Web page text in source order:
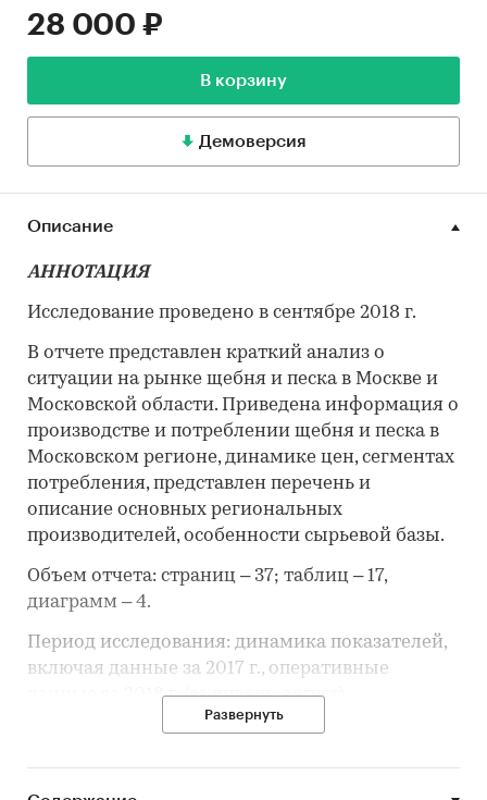
28 000 ₽
В корзину
Демоверсия
Описание
АННОТАЦИЯ
Исследование проведено в сентябре 2018 г.
В отчете представлен краткий анализ о
ситуации на рынке щебня и песка в Москве и
Московской области. Приведена информация о
производстве и потреблении щебня и песка в
Московском регионе, динамике цен, сегментах
потребления, представлен перечень и
описание основных региональных
производителей, особенности сырьевой базы.
Объем отчета: страниц – 37; таблиц – 17,
диаграмм – 4.
Период исследования: динамика показателей,
включая данные за 2017 г., оперативные
данные за 2018 г. (за январь-август).
Пользователи. Содержащаяся в отчете
Развернуть